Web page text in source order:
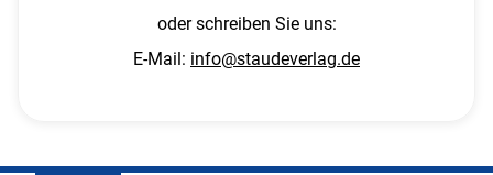
oder schreiben Sie uns:
E-Mail: info@staudeverlag.de